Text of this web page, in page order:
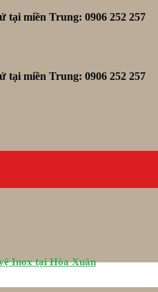
tại miền Trung: 0906 252 257
tại miền Trung: 0906 252 257
Inox tại Hòa Xuân